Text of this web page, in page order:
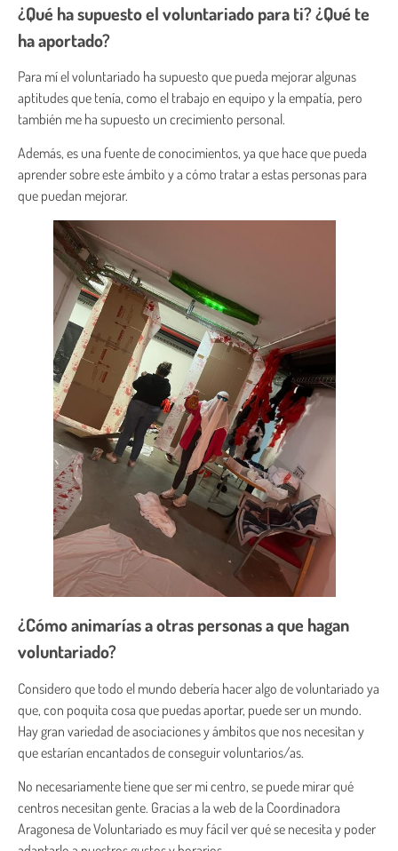
¿Qué ha supuesto el voluntariado para ti? ¿Qué te
ha aportado?
Para mí el voluntariado ha supuesto que pueda mejorar algunas
aptitudes que tenía, como el trabajo en equipo y la empatía, pero
también me ha supuesto un crecimiento personal.
Además, es una fuente de conocimientos, ya que hace que pueda
aprender sobre este ámbito y a cómo tratar a estas personas para
que puedan mejorar.
¿Cómo animarías a otras personas a que hagan
voluntariado?
Considero que todo el mundo debería hacer algo de voluntariado ya
que, con poquita cosa que puedas aportar, puede ser un mundo.
Hay gran variedad de asociaciones y ámbitos que nos necesitan y
que estarían encantados de conseguir voluntarios/as.
No necesariamente tiene que ser mi centro, se puede mirar qué
centros necesitan gente. Gracias a la web de la Coordinadora
Aragonesa de Voluntariado es muy fácil ver qué se necesita y poder